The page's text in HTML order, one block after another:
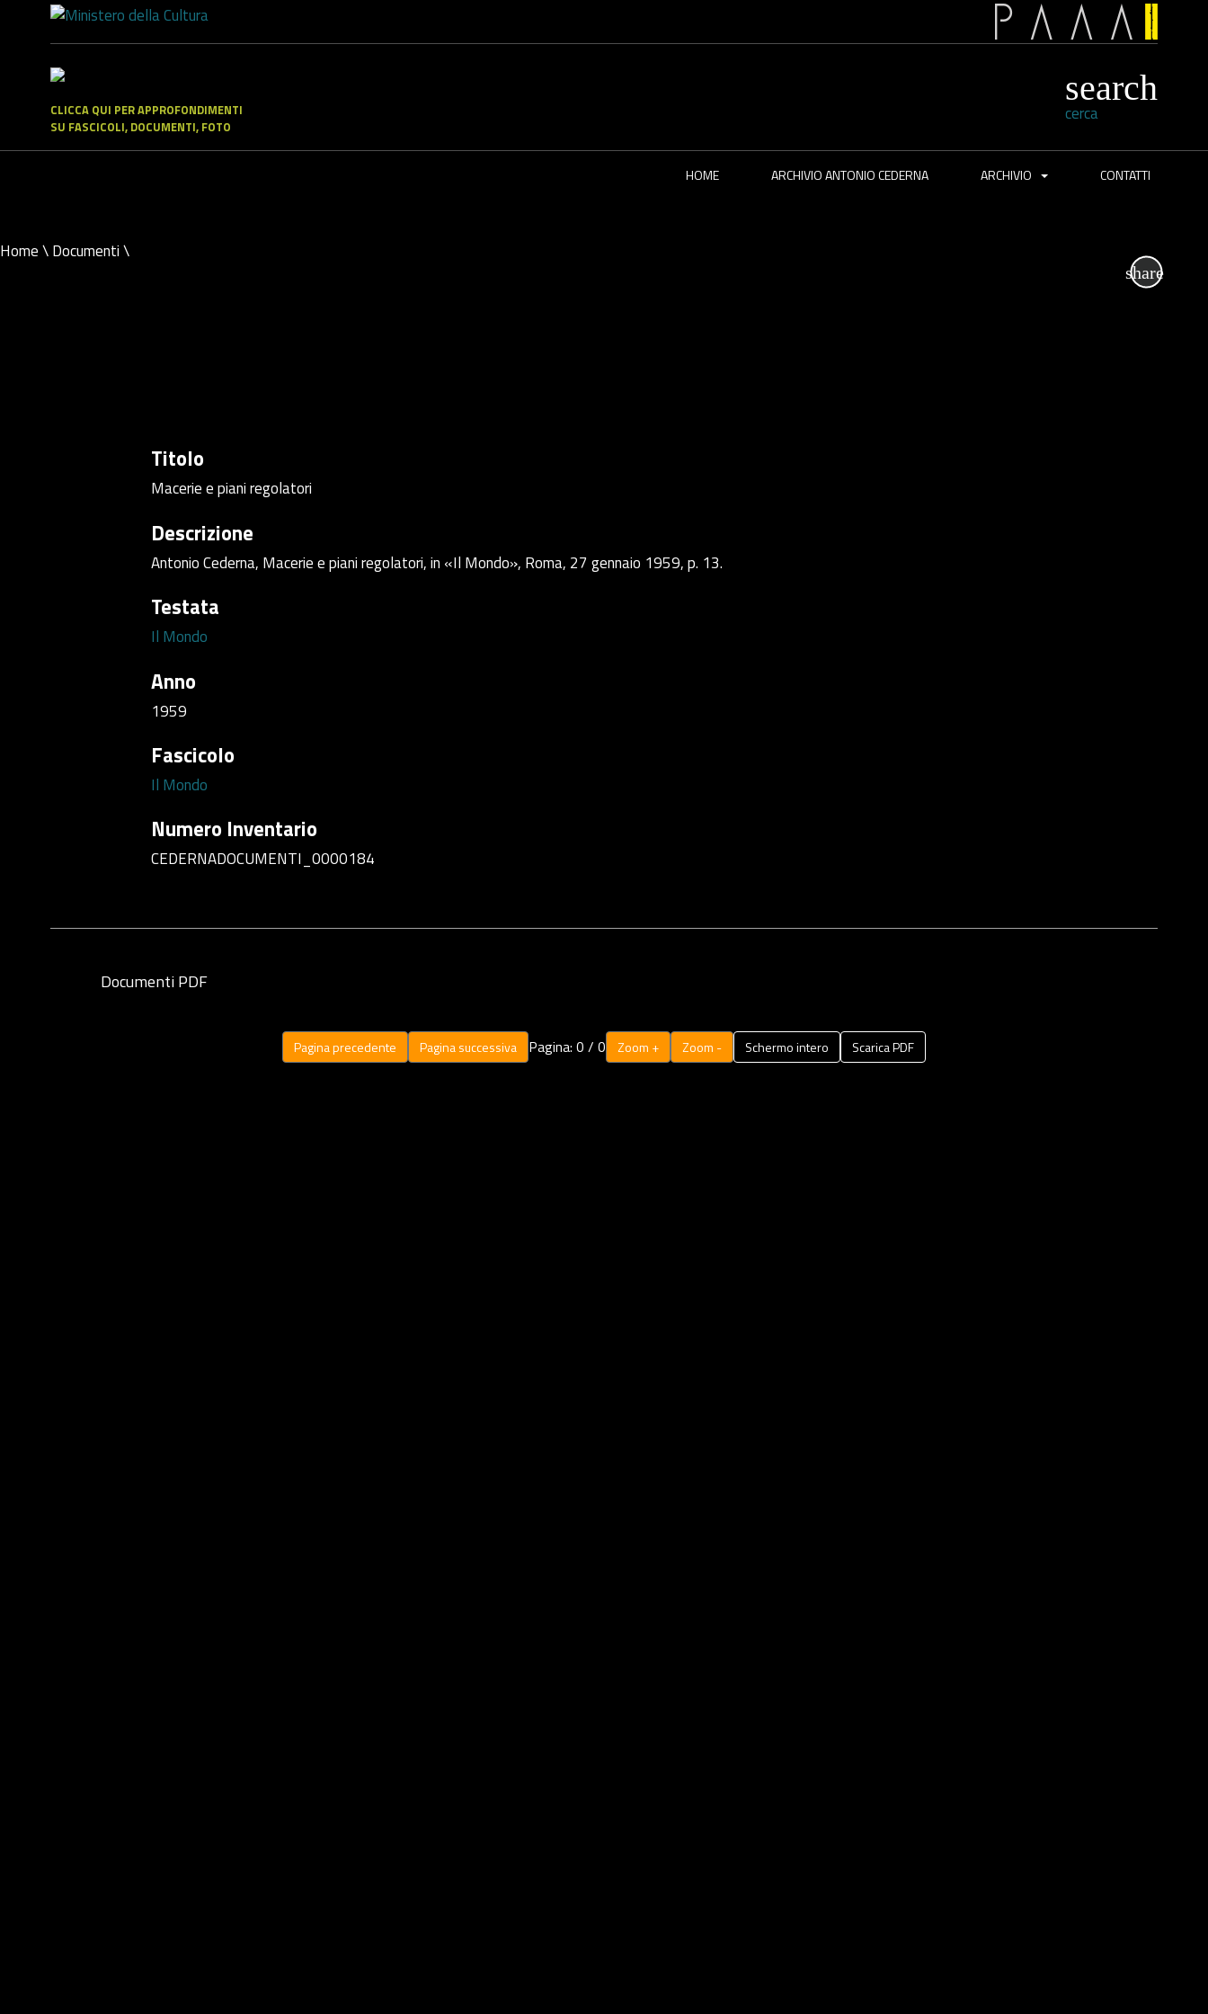
CLICCA QUI PER APPROFONDIMENTI
SU FASCICOLI, DOCUMENTI, FOTO
cerca
HOME ARCHIVIO ANTONIO CEDERNA ARCHIVIO CONTATTI
Home\Documenti\
Titolo
Macerie e piani regolatori
Descrizione
Antonio Cederna, Macerie e piani regolatori, in «Il Mondo», Roma, 27 gennaio 1959, p. 13.
Testata
Il Mondo
Anno
1959
Fascicolo
Il Mondo
Numero Inventario
CEDERNADOCUMENTI_0000184
Documenti PDF
Pagina precedente Pagina successiva Pagina: 0 / 0 Zoom + Zoom - Schermo intero Scarica PDF